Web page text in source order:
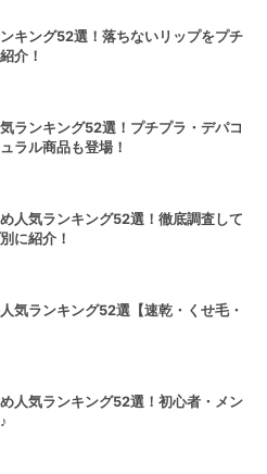
キング52選！落ちないリップをプチ
介！
ランキング52選！プチプラ・デパコ
ラル商品も登場！
人気ランキング52選！徹底調査して
に紹介！
気ランキング52選【速乾・くせ毛・
人気ランキング52選！初心者・メン